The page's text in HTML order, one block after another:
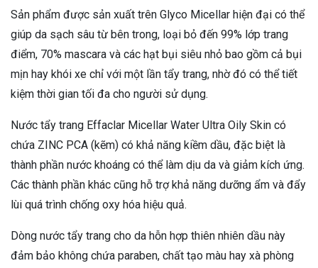
Sản phẩm được sản xuất trên Glyco Micellar hiện đại có thể
giúp da sạch sâu từ bên trong, loại bỏ đến 99% lớp trang
điểm, 70% mascara và các hạt bụi siêu nhỏ bao gồm cả bụi
mịn hay khói xe chỉ với một lần tẩy trang, nhờ đó có thể tiết
kiệm thời gian tối đa cho người sử dụng.
Nước tẩy trang Effaclar Micellar Water Ultra Oily Skin có
chứa ZINC PCA (kẽm) có khả năng kiềm dầu, đặc biệt là
thành phần nước khoáng có thể làm dịu da và giảm kích ứng.
Các thành phần khác cũng hỗ trợ khả năng dưỡng ẩm và đẩy
lùi quá trình chống oxy hóa hiệu quả.
Dòng nước tẩy trang cho da hỗn hợp thiên nhiên dầu này
đảm bảo không chứa paraben, chất tạo màu hay xà phòng